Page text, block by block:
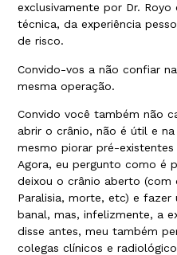
exclusivamente por Dr.
técnica, da experiência
de risco.
Convido-vos a não confiar
mesma operação.
Convido você também não
abrir o crânio, não é útil e
mesmo piorar pré-
Agora, eu pergunto como é
deixou o crânio aberto (com
Paralisia, morte, etc) e
banal, mas, infelizmente, a
disse antes, meu também
colegas clínicos e